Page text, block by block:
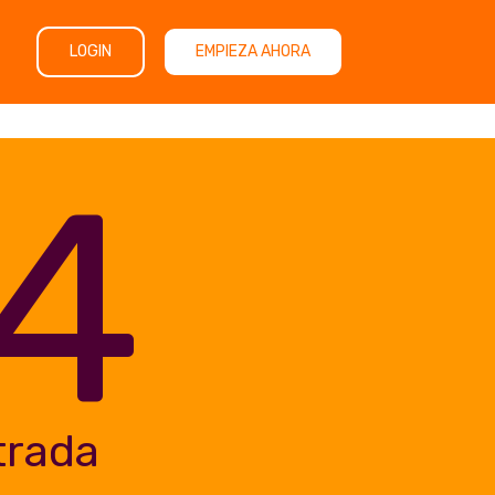
LOGIN EMPIEZA AHORA